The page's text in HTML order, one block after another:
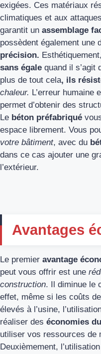
exigées. Ces matériaux
climatiques et aux
garantit un assemblage
possèdent également une
précision.
sans égale quand il s’agit
plus de tout cela, ils
chaleur. L’erreur humaine
permet d’obtenir des
Le béton préfabriqué
espace librement. Vous
votre bâtiment, avec du
dans ce cas ajouter une
l’extérieur.
Avantages
Le premier avantage
peut vous offrir est une
construction. Il diminue le
effet, même si les coûts
élevés à l’usine,
réaliser des économies
utiliser vos ressources de
Deuxièmement,